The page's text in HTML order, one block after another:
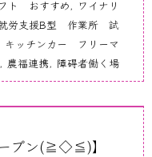
ト おすすめ, ワイナリ
労支援B型 作業所 試
ッチンカー フリーマ
, 農福連携, 障碍者働く場
ープン(≧◇≦)】